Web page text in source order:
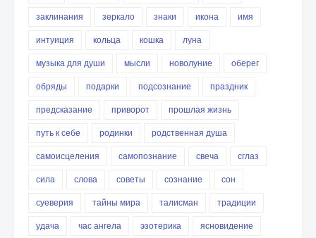
заклинания
зеркало знаки икона
имя
интуиция
кольца кошка
луна
музыка для души
мысли новолуние
оберег
обряды
подарки подсознание
праздник
предсказание
приворот
прошлая жизнь
путь к себе
родинки
родственная душа
самоисцеления
самопознание свеча
сглаз
сила
слова советы сознание
сон
суеверия
тайны мира талисман
традиции
удача
час ангела эзотерика ясновидение